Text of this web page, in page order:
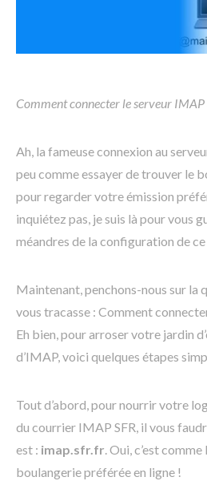
Comment connecter le serveur IMAP
Ah, la fameuse connexion au
peu comme essayer de trouver le
pour regarder votre émission
inquiétez pas, je suis là pour vous
méandres de la configuration de
Maintenant, penchons-nous sur la
vous tracasse : Comment
Eh bien, pour arroser votre jardin
d’IMAP, voici quelques étapes
Tout d’abord, pour nourrir votre
du courrier IMAP SFR, il vous
est : imap.sfr.fr. Oui, c’est
boulangerie préférée en ligne !